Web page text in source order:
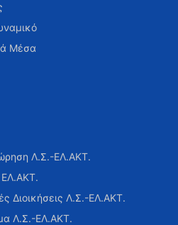
Μέσα
Λ.Σ.-ΕΛ.ΑΚΤ.
ΕΛ.ΑΚΤ.
Διοικήσεις Λ.Σ.-ΕΛ.ΑΚΤ.
Λ.Σ.-ΕΛ.ΑΚΤ.